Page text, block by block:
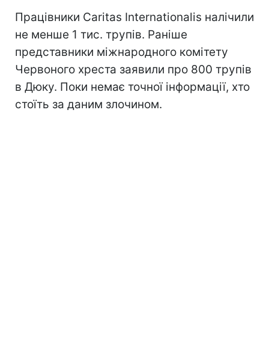
Працівники Caritas Internationalis налічили
не менше 1 тис. трупів. Раніше
представники міжнародного комітету
Червоного хреста заявили про 800 трупів
в Дюку. Поки немає точної інформації, хто
стоїть за даним злочином.